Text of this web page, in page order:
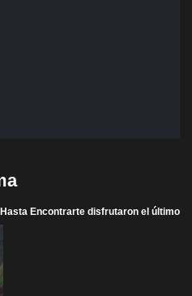
Encontrarte disfrutaron el último